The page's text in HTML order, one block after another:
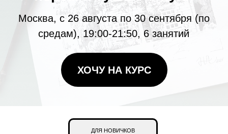
ХОЧУ НА КУРС
ДЛЯ НОВИЧКОВ
Что вас ждет на курсе?